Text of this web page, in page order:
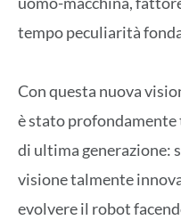
tempo peculiarità
Con questa nuova
è stato
di ultima generazione:
visione talmente
evolvere il robot